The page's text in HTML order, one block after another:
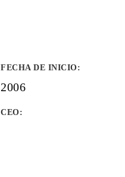
FECHA DE INICIO:
2006
CEO: